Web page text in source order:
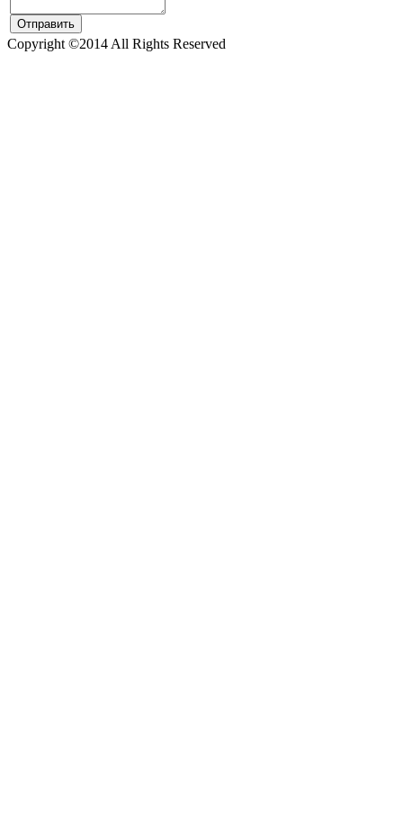
Copyright ©2014 All Rights Reserved